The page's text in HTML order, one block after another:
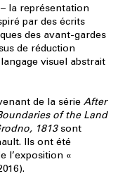
la représentation
par des écrits
des avant-gardes
de réduction
visuel abstrait
de la série After
of the Land
1813sont
Ils ont été
l’exposition «